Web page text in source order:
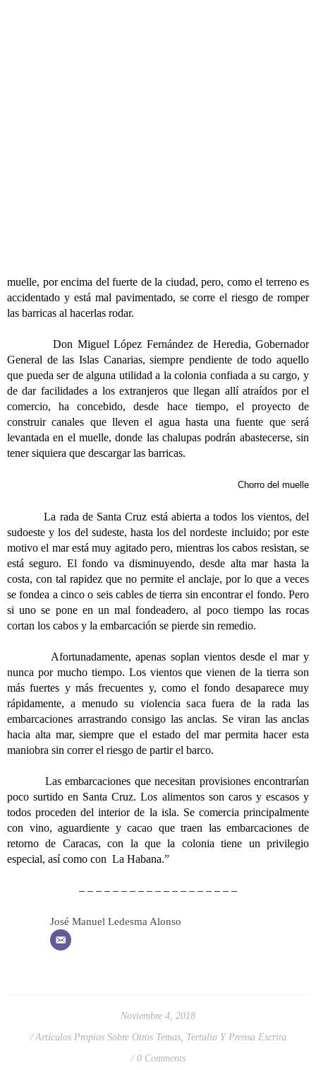
muelle, por encima del fuerte de la ciudad, pero, como el terreno es
accidentado y está mal pavimentado, se corre el riesgo de romper
las barricas al hacerlas rodar.
Don Miguel López Fernández de Heredia, Gobernador
General de las Islas Canarias, siempre pendiente de todo aquello
que pueda ser de alguna utilidad a la colonia confiada a su cargo, y
de dar facilidades a los extranjeros que llegan allí atraídos por el
comercio, ha concebido, desde hace tiempo, el proyecto de
construir canales que lleven el agua hasta una fuente que será
levantada en el muelle, donde las chalupas podrán abastecerse, sin
tener siquiera que descargar las barricas.
Chorro del muelle
La rada de Santa Cruz está abierta a todos los vientos, del
sudoeste y los del sudeste, hasta los del nordeste incluido; por este
motivo el mar está muy agitado pero, mientras los cabos resistan, se
está seguro. El fondo va disminuyendo, desde alta mar hasta la
costa, con tal rapidez que no permite el anclaje, por lo que a veces
se fondea a cinco o seis cables de tierra sin encontrar el fondo. Pero
si uno se pone en un mal fondeadero, al poco tiempo las rocas
cortan los cabos y la embarcación se pierde sin remedio.
Afortunadamente, apenas soplan vientos desde el mar y
nunca por mucho tiempo. Los vientos que vienen de la tierra son
más fuertes y más frecuentes y, como el fondo desaparece muy
rápidamente, a menudo su violencia saca fuera de la rada las
embarcaciones arrastrando consigo las anclas. Se viran las anclas
hacia alta mar, siempre que el estado del mar permita hacer esta
maniobra sin correr el riesgo de partir el barco.
Las embarcaciones que necesitan provisiones encontrarían
poco surtido en Santa Cruz. Los alimentos son caros y escasos y
todos proceden del interior de la isla. Se comercia principalmente
con vino, aguardiente y cacao que traen las embarcaciones de
retorno de Caracas, con la que la colonia tiene un privilegio
especial, así como con La Habana.”
– – – – – – – – – – – – – – – – – – –
José Manuel Ledesma Alonso
Noviembre 4, 2018
Artículos Propios Sobre Otros Temas, Tertulia Y Prensa Escrita
0 Comments